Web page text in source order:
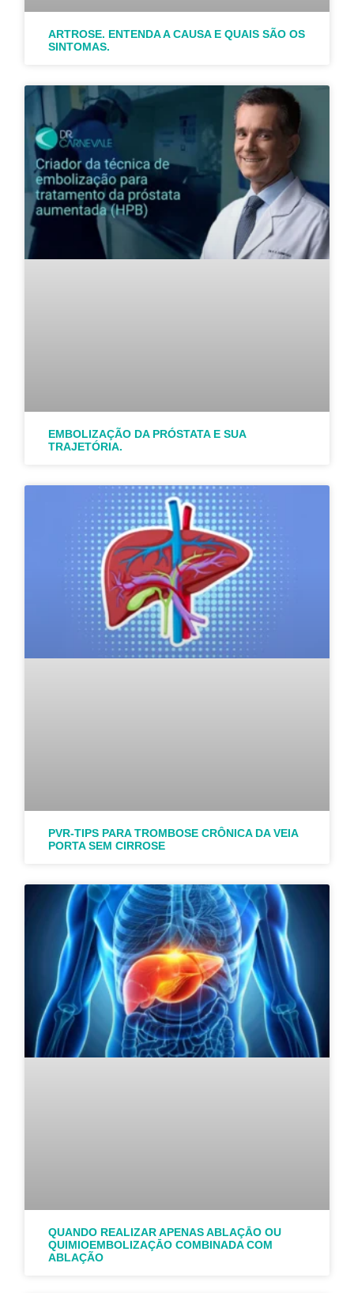
ARTROSE. ENTENDA A CAUSA E QUAIS SÃO OS
SINTOMAS.
EMBOLIZAÇÃO DA PRÓSTATA E SUA
TRAJETÓRIA.
PVR-TIPS PARA TROMBOSE CRÔNICA DA VEIA
PORTA SEM CIRROSE
QUANDO REALIZAR APENAS ABLAÇĀO OU
QUIMIOEMBOLIZAÇĀO COMBINADA COM
ABLAÇÃO